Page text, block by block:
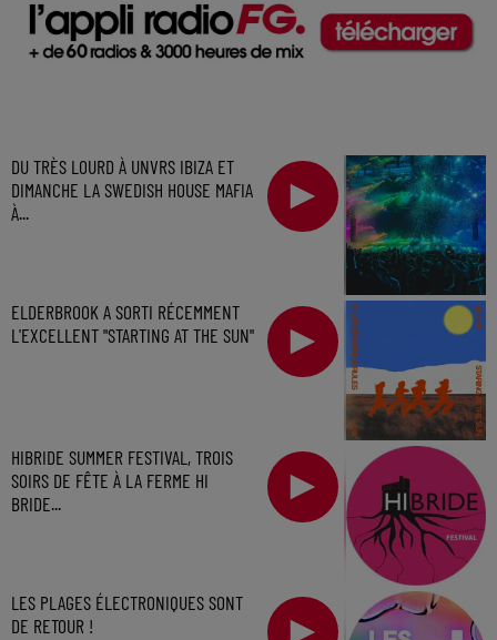
DU TRÈS LOURD À UNVRS IBIZA ET
DIMANCHE LA SWEDISH HOUSE MAFIA
À...
ELDERBROOK A SORTI RÉCEMMENT
L'EXCELLENT "STARTING AT THE SUN"
HIBRIDE SUMMER FESTIVAL, TROIS
SOIRS DE FÊTE À LA FERME HI
BRIDE...
LES PLAGES ÉLECTRONIQUES SONT
DE RETOUR !